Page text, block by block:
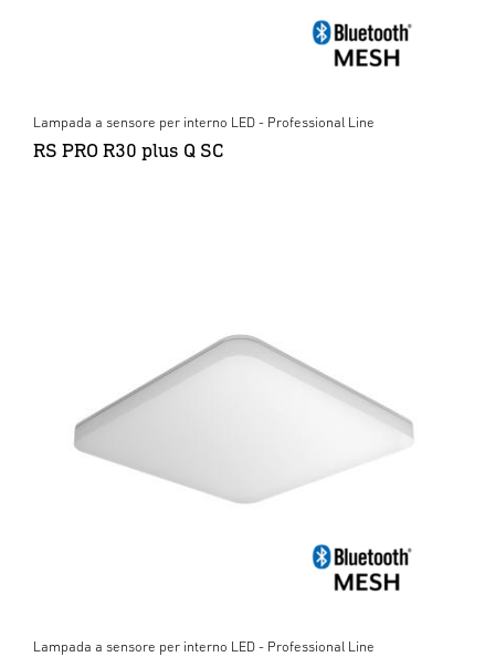
Lampada a sensore per interno LED - Professional Line
RS PRO R30 plus Q SC
Lampada a sensore per interno LED - Professional Line